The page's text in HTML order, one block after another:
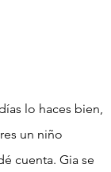
lo haces bien,
un niño
cuenta. Gia se